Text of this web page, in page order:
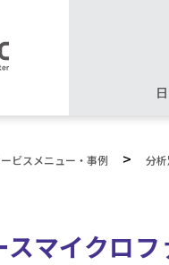
ビスメニュー・事例 > 分
スマイクロ